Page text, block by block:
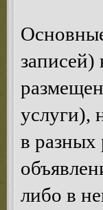
записей)
услуги),
в разных
либо в